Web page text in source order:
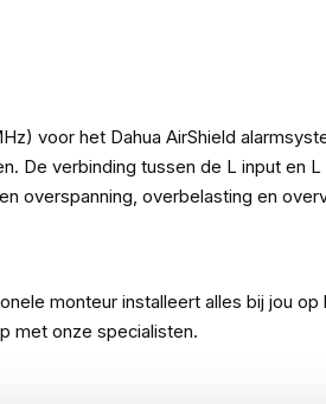
voor het Dahua AirShield
De verbinding tussen de L input en
overspanning, overbelasting en
monteur installeert alles bij jou
met onze specialisten.